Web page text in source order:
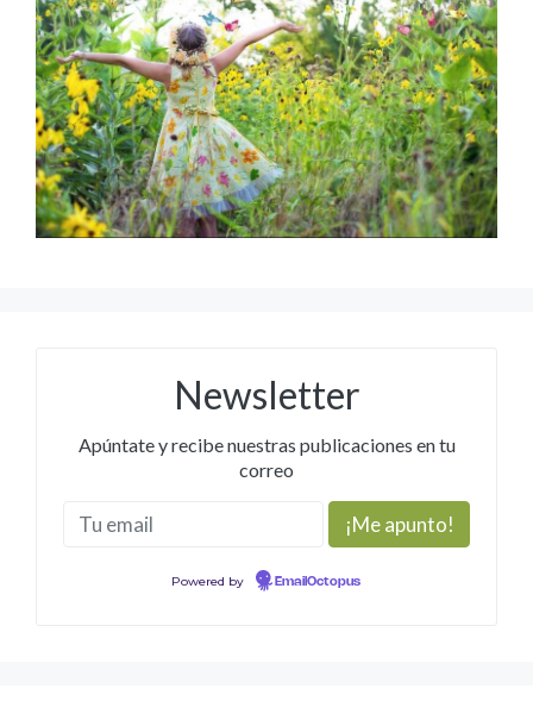
Newsletter
Apúntate y recibe nuestras publicaciones en tu
correo
Powered by EmailOctopus